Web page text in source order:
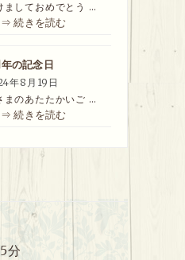
ましておめでとう …
⇒ 続きを読む
の記念日
年8月19日
まのあたたかいご …
⇒ 続きを読む
分